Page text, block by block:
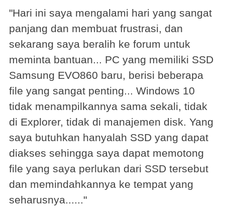
"Hari ini saya mengalami hari yang sangat
panjang dan membuat frustrasi, dan
sekarang saya beralih ke forum untuk
meminta bantuan... PC yang memiliki SSD
Samsung EVO860 baru, berisi beberapa
file yang sangat penting... Windows 10
tidak menampilkannya sama sekali, tidak
di Explorer, tidak di manajemen disk. Yang
saya butuhkan hanyalah SSD yang dapat
diakses sehingga saya dapat memotong
file yang saya perlukan dari SSD tersebut
dan memindahkannya ke tempat yang
seharusnya......"